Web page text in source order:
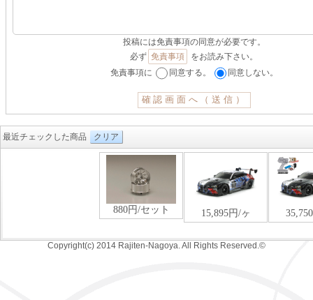
投稿には免責事項の同意が必要です。
必ず 免責事項
をお読み下さい。
免責事項に
同意する。 同意しない。
最近チェックした商品 クリア
Copyright(c) 2014 Rajiten-Nagoya. All Rights Reserved.©